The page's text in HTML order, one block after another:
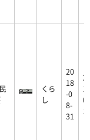
くら
し
20
18
-0
8-
31